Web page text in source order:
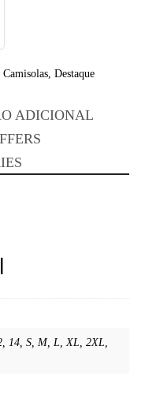
Camisolas, Destaque
ADICIONAL
14, S, M, L, XL, 2XL,